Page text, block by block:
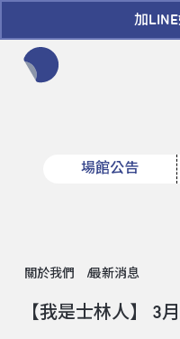
加
場館公告
關於我們 最新消息
【我是士林人】 3